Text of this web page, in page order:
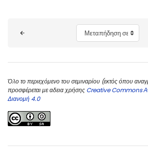
Μεταπήδηση σε...
Όλο το περιεχόμενο του σεμιναρίου (εκτός όπου
προσφέρεται με αδεια χρήσης Creative Commons
Διανομή 4.0